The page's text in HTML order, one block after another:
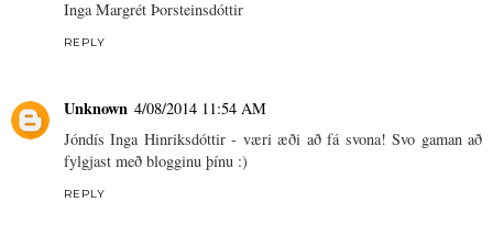
Inga Margrét Þorsteinsdóttir
REPLY
Unknown 4/08/2014 11:54 AM
Jóndís Inga Hinriksdóttir - væri æði að fá svona! Svo gaman að
fylgjast með blogginu þínu :)
REPLY